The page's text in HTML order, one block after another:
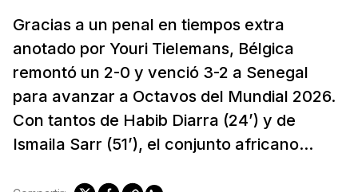
Gracias a un penal en tiempos extra
anotado por Youri Tielemans, Bélgica
remontó un 2-0 y venció 3-2 a Senegal
para avanzar a Octavos del Mundial 2026.
Con tantos de Habib Diarra (24’) y de
Ismaila Sarr (51’), el conjunto africano...